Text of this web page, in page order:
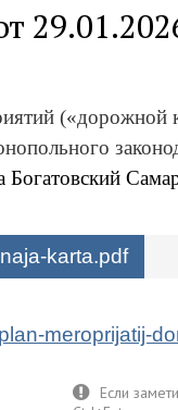
(«дорожной
karta.pdf
meroprijatij-